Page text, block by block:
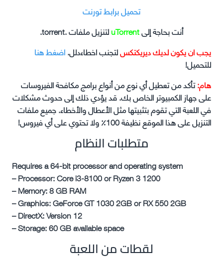
تحميل برابط تورنت
أنت بحاجة إلىuTorrentلتنزيل ملفات .torrent.
يجب ان يكون لديك ديريكتكسلتجنب اخطاءدلل.اضغط هنا
للتحميل!
هام:تأكد من تعطيل أي نوع من أنواع برامج مكافحة الفيروسات
على جهاز الكمبيوتر الخاص بك. قد يؤدي ذلك إلى حدوث مشكلات
في اللعبة التي تقوم بتثبيتها مثل الأعطال والأخطاء. جميع ملفات
التنزيل على هذا الموقع نظيفة 100٪ ولا تحتوي على أي فيروس!
متطلبات النظام
Requires a 64-bit processor and operating system
– Processor: Core i3-8100 or Ryzen 3 1200
– Memory: 8 GB RAM
– Graphics: GeForce GT 1030 2GB or RX 550 2GB
– DirectX: Version 12
– Storage: 60 GB available space
لقطات من اللعبة